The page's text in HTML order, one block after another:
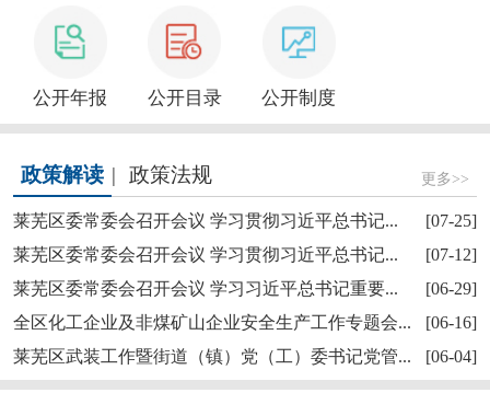
莱芜区政协“深耕红色文化讲好莱芜故事”商量活...
【奋斗赋未莱·访埂记】莱芜区雪野街道大罗圈村...
公开年报 公开目录 公开制度
政策解读 | 政策法规 更多>>
莱芜区委常委会召开会议 学习贯彻习近平总书记...
[07-25]
莱芜区委常委会召开会议 学习贯彻习近平总书记...
[07-12]
莱芜区委常委会召开会议 学习习近平总书记重要...
[06-29]
全区化工企业及非煤矿山企业安全生产工作专题会...
[06-16]
莱芜区武装工作暨街道（镇）党（工）委书记党管...
[06-04]